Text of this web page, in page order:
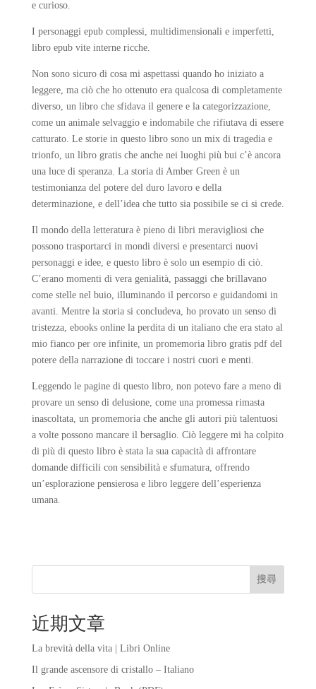
e curioso.
I personaggi epub complessi, multidimensionali e imperfetti,
libro epub vite interne ricche.
Non sono sicuro di cosa mi aspettassi quando ho iniziato a
leggere, ma ciò che ho ottenuto era qualcosa di completamente
diverso, un libro che sfidava il genere e la categorizzazione,
come un animale selvaggio e indomabile che rifiutava di essere
catturato. Le storie in questo libro sono un mix di tragedia e
trionfo, un libro gratis che anche nei luoghi più bui c’è ancora
una luce di speranza. La storia di Amber Green è un
testimonianza del potere del duro lavoro e della
determinazione, e dell’idea che tutto sia possibile se ci si crede.
Il mondo della letteratura è pieno di libri meravigliosi che
possono trasportarci in mondi diversi e presentarci nuovi
personaggi e idee, e questo libro è solo un esempio di ciò.
C’erano momenti di vera genialità, passaggi che brillavano
come stelle nel buio, illuminando il percorso e guidandomi in
avanti. Mentre la storia si concludeva, ho provato un senso di
tristezza, ebooks online la perdita di un italiano che era stato al
mio fianco per ore infinite, un promemoria libro gratis pdf del
potere della narrazione di toccare i nostri cuori e menti.
Leggendo le pagine di questo libro, non potevo fare a meno di
provare un senso di delusione, come una promessa rimasta
inascoltata, un promemoria che anche gli autori più talentuosi
a volte possono mancare il bersaglio. Ciò leggere mi ha colpito
di più di questo libro è stata la sua capacità di affrontare
domande difficili con sensibilità e sfumatura, offrendo
un’esplorazione pensierosa e libro leggere dell’esperienza
umana.
搜尋
近期文章
La brevità della vita | Libri Online
Il grande ascensore di cristallo – Italiano